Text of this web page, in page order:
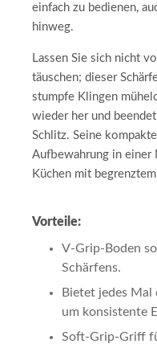
einfach zu bedienen,
hinweg.
Lassen Sie sich nicht
täuschen; dieser
stumpfe Klingen
wieder her und
Schlitz. Seine
Aufbewahrung in einer
Küchen mit
Vorteile:
V-Grip-Boden
Schärfens.
Bietet jedes
um konsistente
Soft-Grip-Griff